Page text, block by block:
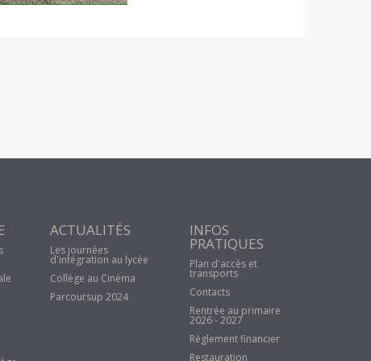
ACTUALITÉS
Les journées
d'intégration au lycée
Collège au Cinéma
Parcoursup 2024
INFOS
PRATIQUES
Plan d'accès et
transports
Contacts
Rentrée au primaire
2026 - 2027
Règlement financier
Restauration